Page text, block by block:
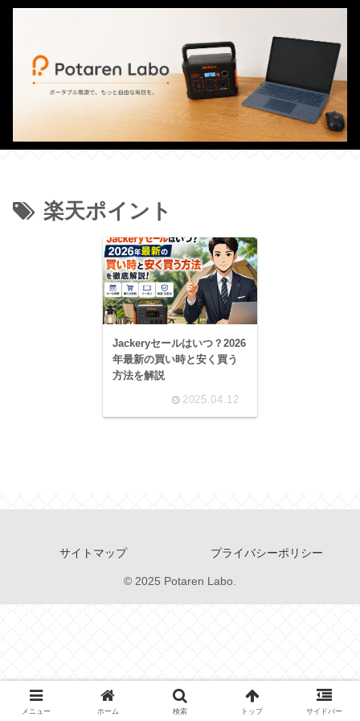
楽天ポイント
Jackeryセールはいつ？2026
年最新の買い時と安く買う
方法を解説
2025.04.12
サイトマップ プライバシーポリシー
© 2025 Potaren Labo.
メニュー ホーム 検索 トップ サイドバー